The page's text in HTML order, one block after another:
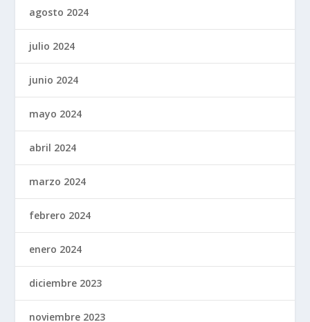
agosto 2024
julio 2024
junio 2024
mayo 2024
abril 2024
marzo 2024
febrero 2024
enero 2024
diciembre 2023
noviembre 2023